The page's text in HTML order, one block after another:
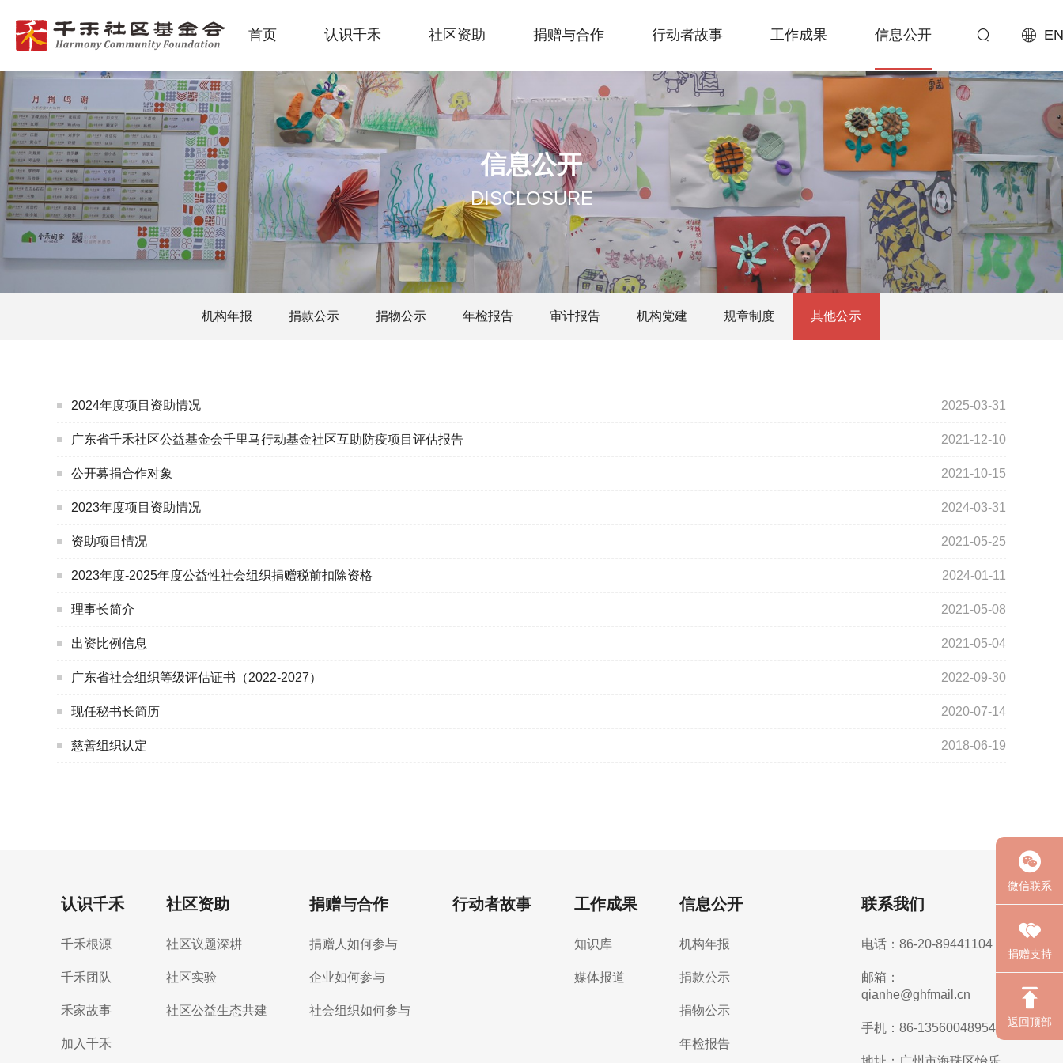
首页 认识千禾 社区资助 捐赠与合作 行动者故事 工作成果 信息公开
信息公开
DISCLOSURE
机构年报 捐款公示 捐物公示 年检报告 审计报告 机构党建 规章制度 其他公示
2024年度项目资助情况 2025-03-31
广东省千禾社区公益基金会千里马行动基金社区互助防疫项目评估报告 2021-12-10
公开募捐合作对象 2021-10-15
2023年度项目资助情况 2024-03-31
资助项目情况 2021-05-25
2023年度-2025年度公益性社会组织捐赠税前扣除资格 2024-01-11
理事长简介 2021-05-08
出资比例信息 2021-05-04
广东省社会组织等级评估证书（2022-2027） 2022-09-30
现任秘书长简历 2020-07-14
慈善组织认定 2018-06-19
认识千禾
千禾根源
千禾团队
禾家故事
加入千禾
社区资助
社区议题深耕
社区实验
社区公益生态共建
捐赠与合作
捐赠人如何参与
企业如何参与
社会组织如何参与
行动者故事 工作成果
知识库
媒体报道
信息公开
机构年报
捐款公示
捐物公示
年检报告
联系我们
电话：86-20-89441104
邮箱：
qianhe@ghfmail.cn
手机：86-13560048954
微信联系
捐赠支持
返回顶部